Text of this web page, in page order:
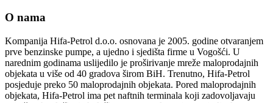
O nama
Kompanija Hifa-Petrol d.o.o. osnovana je 2005. godine otvaranjem
prve benzinske pumpe, a ujedno i sjedišta firme u Vogošći. U
narednim godinama uslijedilo je proširivanje mreže maloprodajnih
objekata u više od 40 gradova širom BiH. Trenutno, Hifa-Petrol
posjeduje preko 50 maloprodajnih objekata. Pored maloprodajnih
objekata, Hifa-Petrol ima pet naftnih terminala koji zadovoljavaju